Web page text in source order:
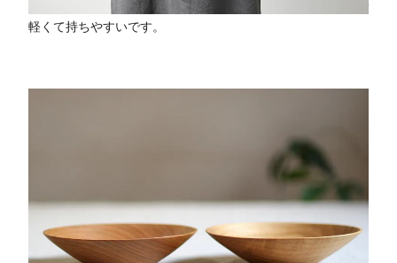
軽くて持ちやすいです。